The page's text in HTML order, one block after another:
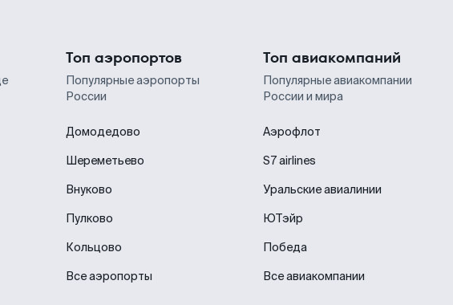
Топ аэропортов
Популярные аэропорты
России
Домодедово
Шереметьево
Внуково
Пулково
Кольцово
Все аэропорты
Топ авиакомпаний
Популярные авиакомпании
России и мира
Аэрофлот
S7 airlines
Уральские авиалинии
ЮТэйр
Победа
Все авиакомпании